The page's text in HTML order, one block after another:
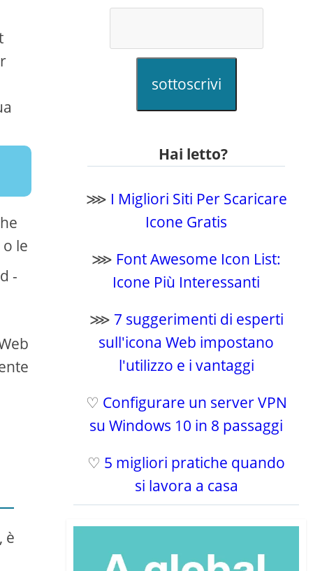
le
-
è
sottoscrivi
Hai letto?
⋙ I Migliori Siti Per Scaricare
Icone Gratis
⋙ Font Awesome Icon List:
Icone Più Interessanti
⋙ 7 suggerimenti di esperti
sull'icona Web impostano
l'utilizzo e i vantaggi
♡ Configurare un server VPN
su Windows 10 in 8 passaggi
♡ 5 migliori pratiche quando
si lavora a casa